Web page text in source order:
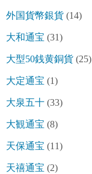
外国貨幣銀貨 (14)
大和通宝 (31)
大型50銭黄銅貨 (25)
大定通宝 (1)
大泉五十 (33)
大観通宝 (8)
天保通宝 (11)
天禧通宝 (2)